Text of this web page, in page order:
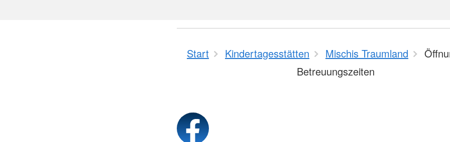
Start Kindertagesstätten Mischis Traumland
Betreuungszeiten